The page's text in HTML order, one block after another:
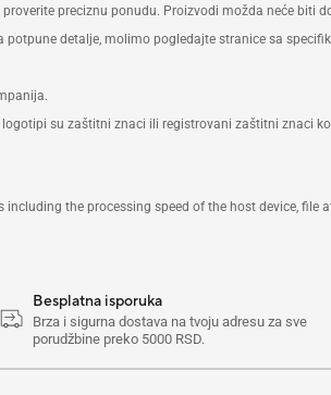
preciznu ponudu. Proizvodi možda neće biti
detalje, molimo pogledajte stranice sa
su zaštitni znaci ili registrovani zaštitni znaci
the processing speed of the host device,
Besplatna isporuka
Brza i sigurna dostava na tvoju adresu za sve
porudžbine preko 5000 RSD.